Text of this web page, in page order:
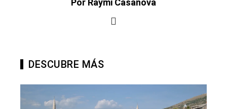
Por Raymi Casanova
DESCUBRE MÁS